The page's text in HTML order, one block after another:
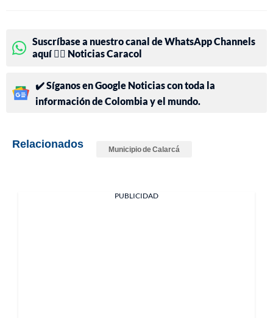
Suscríbase a nuestro canal de WhatsApp Channels
aquí 👉🏻 Noticias Caracol
✔️ Síganos en Google Noticias con toda la
información de Colombia y el mundo.
Relacionados Municipio de Calarcá
PUBLICIDAD